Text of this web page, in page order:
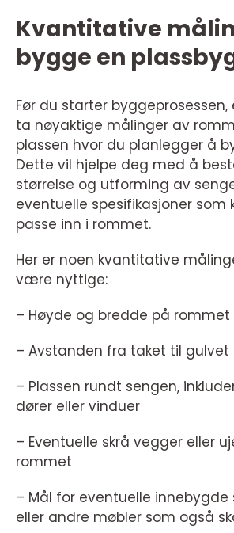
Kvantitative
bygge en
Før du starter
ta nøyaktige målinger av
plassen hvor du planlegger å
Dette vil hjelpe deg med å
størrelse og utforming av
eventuelle spesifikasjoner som
passe inn i rommet.
Her er noen kvantitative
være nyttige:
– Høyde og bredde på rommet
– Avstanden fra taket til gulvet
– Plassen rundt sengen,
dører eller vinduer
– Eventuelle skrå vegger eller
rommet
– Mål for eventuelle innebygde
eller andre møbler som også